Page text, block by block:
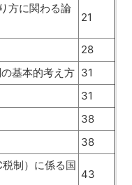
方に関わる論
21
28
基本的考え方 31
31
38
38
制）に係る国
43